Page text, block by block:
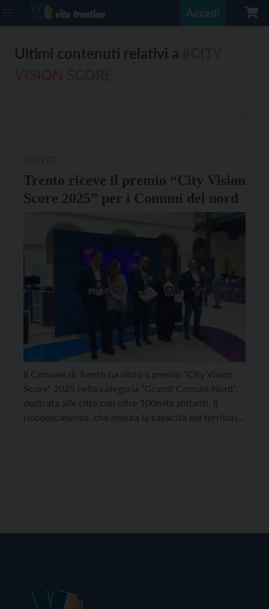
Accedi
Ultimi contenuti relativi a
Trento riceve il premio “City Vision
Score 2025” per i Comuni del nord
Il Comune di Trento ha vinto il premio “City Vision
Score” 2025 nella categoria “Grandi Comuni Nord”,
dedicata alle città con oltre 100mila abitanti. Il
riconoscimento, che misura la capacità dei territori